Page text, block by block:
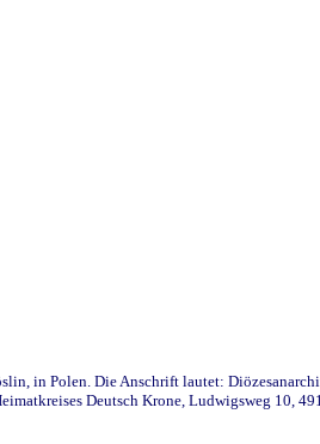
in Polen. Die Anschrift lautet:
Deutsch Krone, Ludwigsweg 10,